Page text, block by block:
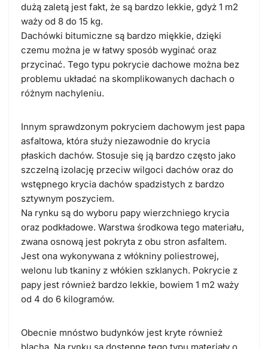
dużą zaletą jest fakt, że są bardzo lekkie, gdyż 1 m2
waży od 8 do 15 kg.
Dachówki bitumiczne są bardzo miękkie, dzięki
czemu można je w łatwy sposób wyginać oraz
przycinać. Tego typu pokrycie dachowe można bez
problemu układać na skomplikowanych dachach o
różnym nachyleniu.
Innym sprawdzonym pokryciem dachowym jest papa
asfaltowa, która służy niezawodnie do krycia
płaskich dachów. Stosuje się ją bardzo często jako
szczelną izolację przeciw wilgoci dachów oraz do
wstępnego krycia dachów spadzistych z bardzo
sztywnym poszyciem.
Na rynku są do wyboru papy wierzchniego krycia
oraz podkładowe. Warstwa środkowa tego materiału,
zwana osnową jest pokryta z obu stron asfaltem.
Jest ona wykonywana z włókniny poliestrowej,
welonu lub tkaniny z włókien szklanych. Pokrycie z
papy jest również bardzo lekkie, bowiem 1 m2 waży
od 4 do 6 kilogramów.
Obecnie mnóstwo budynków jest kryte również